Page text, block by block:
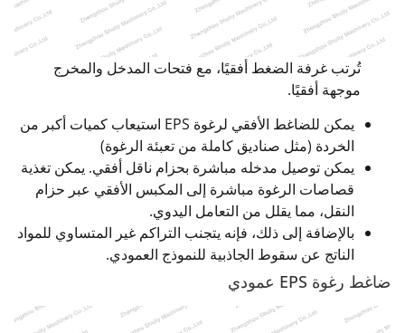
تُرتب غرفة الضغط أفقيًا، مع فتحات المدخل والمخرج
موجهة أفقيًا.
يمكن للضاغط الأفقي لرغوة EPS استيعاب كميات أكبر من
الخردة (مثل صناديق كاملة من تعبئة الرغوة)
يمكن توصيل مدخله مباشرة بحزام ناقل أفقي. يمكن تغذية
قصاصات الرغوة مباشرة إلى المكبس الأفقي عبر حزام
النقل، مما يقلل من التعامل اليدوي.
بالإضافة إلى ذلك، فإنه يتجنب التراكم غير المتساوي للمواد
الناتج عن سقوط الجاذبية للنموذج العمودي.
ضاغط رغوة EPS عمودي